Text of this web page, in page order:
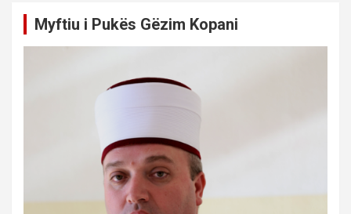
Myftiu i Pukës Gëzim Kopani